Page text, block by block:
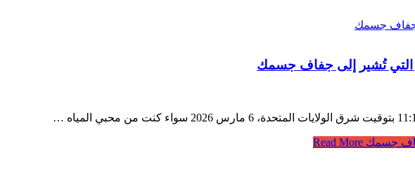
التي تُشير إلى جفاف جسمك
جسمك